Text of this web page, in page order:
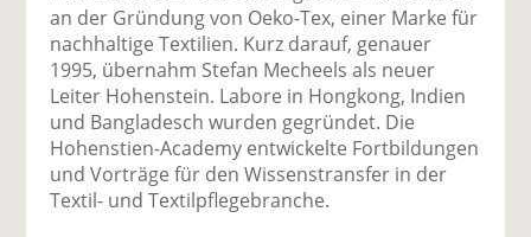
an der Gründung von Oeko-Tex, einer Marke für
nachhaltige Textilien. Kurz darauf, genauer
1995, übernahm Stefan Mecheels als neuer
Leiter Hohenstein. Labore in Hongkong, Indien
und Bangladesch wurden gegründet. Die
Hohenstien-Academy entwickelte Fortbildungen
und Vorträge für den Wissenstransfer in der
Textil- und Textilpflegebranche.